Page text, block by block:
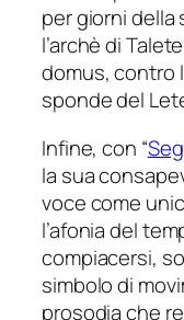
per giorni della
l’archè di
domus, contro
sponde del
Infine, con “
la sua
voce come
l’afonia del
compiacersi,
simbolo di
prosodia che